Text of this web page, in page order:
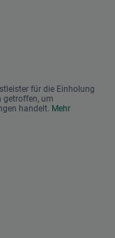
für die Einholung
getroffen, um
handelt. Mehr